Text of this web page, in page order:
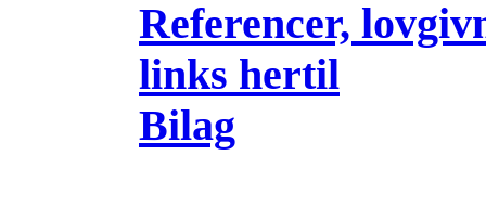
Referencer,
links hertil
Bilag